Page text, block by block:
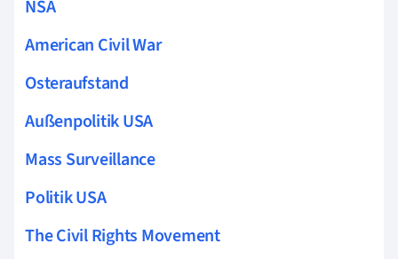
NSA
American Civil War
Osteraufstand
Außenpolitik USA
Mass Surveillance
Politik USA
The Civil Rights Movement